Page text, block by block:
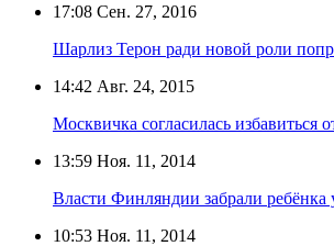
17:08 Сен. 27, 2016
Шарлиз Терон ради новой роли
14:42 Авг. 24, 2015
Москвичка согласилась избавиться
13:59 Ноя. 11, 2014
Власти Финляндии забрали ребёнка
10:53 Ноя. 11, 2014